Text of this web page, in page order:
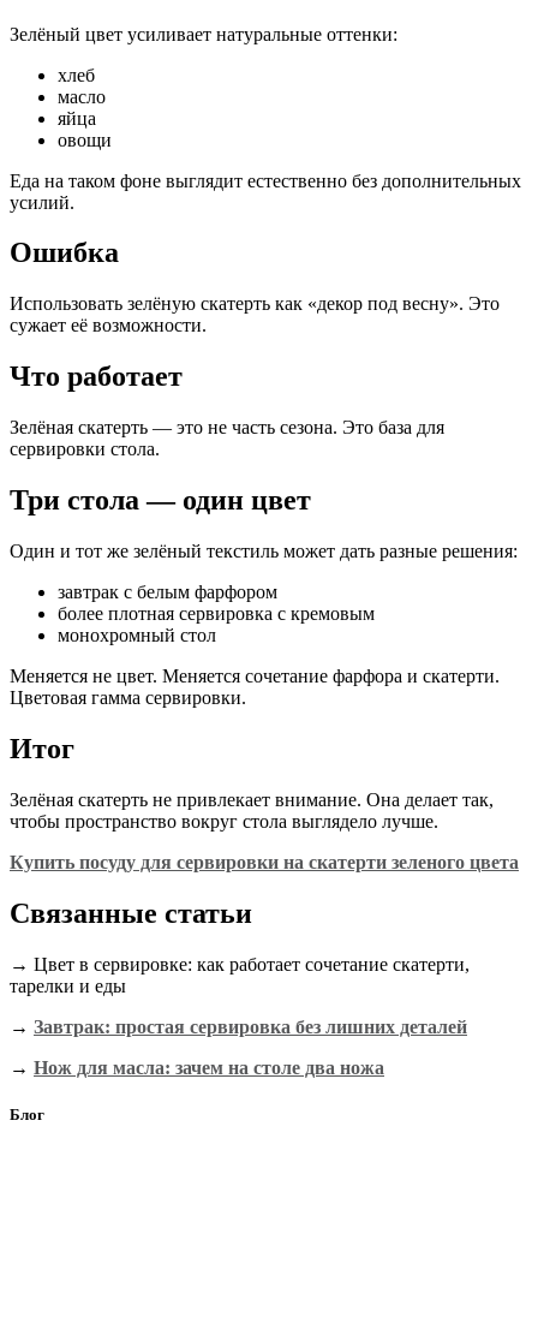
Зелёный цвет усиливает натуральные оттенки:
хлеб
масло
яйца
овощи
Еда на таком фоне выглядит естественно без дополнительных
усилий.
Ошибка
Использовать зелёную скатерть как «декор под весну». Это
сужает её возможности.
Что работает
Зелёная скатерть — это не часть сезона. Это база для
сервировки стола.
Три стола — один цвет
Один и тот же зелёный текстиль может дать разные решения:
завтрак с белым фарфором
более плотная сервировка с кремовым
монохромный стол
Меняется не цвет. Меняется сочетание фарфора и скатерти.
Цветовая гамма сервировки.
Итог
Зелёная скатерть не привлекает внимание. Она делает так,
чтобы пространство вокруг стола выглядело лучше.
Купить посуду для сервировки на скатерти зеленого цвета
Связанные статьи
→ Цвет в сервировке: как работает сочетание скатерти,
тарелки и еды
→ Завтрак: простая сервировка без лишних деталей
→ Нож для масла: зачем на столе два ножа
Блог